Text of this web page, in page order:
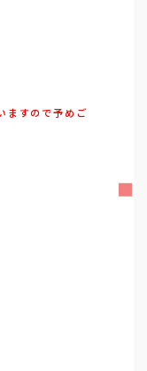
ますので予めご